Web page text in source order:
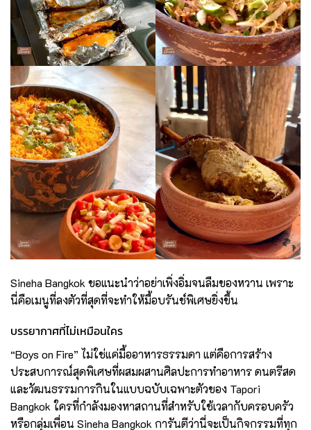
Sineha Bangkok ขอแนะนำว่าอย่าเพิ่งอิ่มจนลืมของหวาน เพราะ
นี่คือเมนูที่ลงตัวที่สุดที่จะทำให้มื้อบรันช์พิเศษยิ่งขึ้น
บรรยากาศที่ไม่เหมือนใคร
“Boys on Fire” ไม่ใช่แค่มื้ออาหารธรรมดา แต่คือการสร้าง
ประสบการณ์สุดพิเศษที่ผสมผสานศิลปะการทำอาหาร ดนตรีสด
และวัฒนธรรมการกินในแบบฉบับเฉพาะตัวของ Tapori
Bangkok ใครที่กำลังมองหาสถานที่สำหรับใช้เวลากับครอบครัว
หรือกลุ่มเพื่อน Sineha Bangkok การันตีว่านี่จะเป็นกิจกรรมที่ทุก